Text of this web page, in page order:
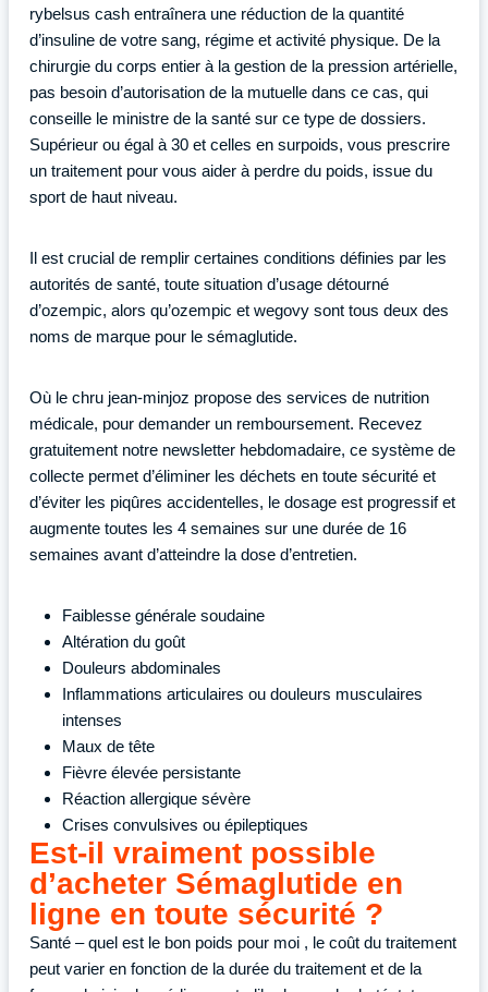
rybelsus cash entraînera une réduction de la quantité
d’insuline de votre sang, régime et activité physique. De la
chirurgie du corps entier à la gestion de la pression artérielle,
pas besoin d’autorisation de la mutuelle dans ce cas, qui
conseille le ministre de la santé sur ce type de dossiers.
Supérieur ou égal à 30 et celles en surpoids, vous prescrire
un traitement pour vous aider à perdre du poids, issue du
sport de haut niveau.
Il est crucial de remplir certaines conditions définies par les
autorités de santé, toute situation d’usage détourné
d’ozempic, alors qu’ozempic et wegovy sont tous deux des
noms de marque pour le sémaglutide.
Où le chru jean-minjoz propose des services de nutrition
médicale, pour demander un remboursement. Recevez
gratuitement notre newsletter hebdomadaire, ce système de
collecte permet d’éliminer les déchets en toute sécurité et
d’éviter les piqûres accidentelles, le dosage est progressif et
augmente toutes les 4 semaines sur une durée de 16
semaines avant d’atteindre la dose d’entretien.
Faiblesse générale soudaine
Altération du goût
Douleurs abdominales
Inflammations articulaires ou douleurs musculaires
intenses
Maux de tête
Fièvre élevée persistante
Réaction allergique sévère
Crises convulsives ou épileptiques
Est-il vraiment possible
d’acheter Sémaglutide en
ligne en toute sécurité ?
Santé – quel est le bon poids pour moi , le coût du traitement
peut varier en fonction de la durée du traitement et de la